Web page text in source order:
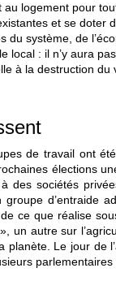
au logement pour
et se doter
du système, de
local : il n’y aura
à la destruction
de travail ont
élections
des sociétés
groupe d’entraide
ce que réalise
un autre sur
planète. Le jour de